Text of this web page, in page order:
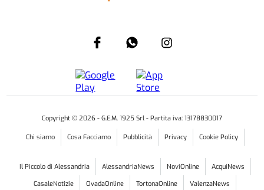
Copyright © 2026 - G.E.M. 1925 Srl - Partita iva: 13178830017
Chi siamo Cosa Facciamo Pubblicità Privacy Cookie Policy
Il Piccolo di Alessandria AlessandriaNews NoviOnline
AcquiNews
CasaleNotizie
OvadaOnline TortonaOnline ValenzaNews